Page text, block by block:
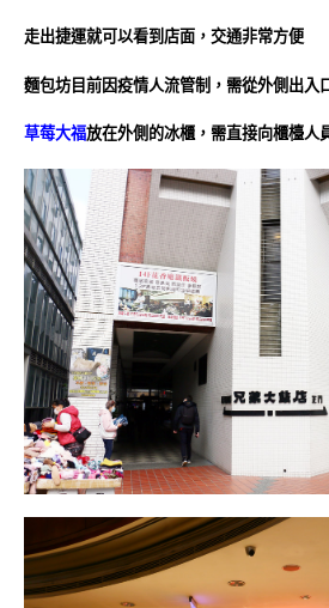
走出捷運就可以看到店面，交通非常方便
麵包坊目前因疫情人流管制，需從外側出入
草莓大福放在外側的冰櫃，需直接向櫃檯人